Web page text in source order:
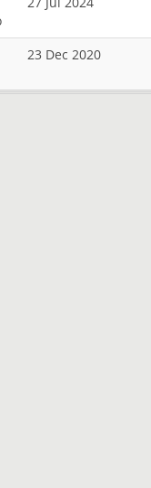
23 Dec 2020